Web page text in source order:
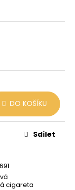
DO KOŠÍKU
cigareta
Sdílet